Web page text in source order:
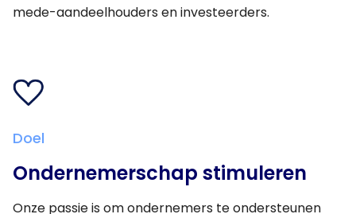
mede-aandeelhouders en investeerders.
Doel
Ondernemerschap stimuleren
Onze passie is om ondernemers te ondersteunen